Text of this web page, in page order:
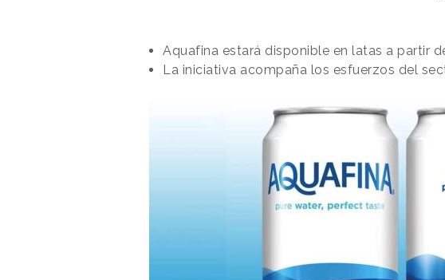
Aquafina estará disponible en latas a partir
La iniciativa acompaña los esfuerzos del